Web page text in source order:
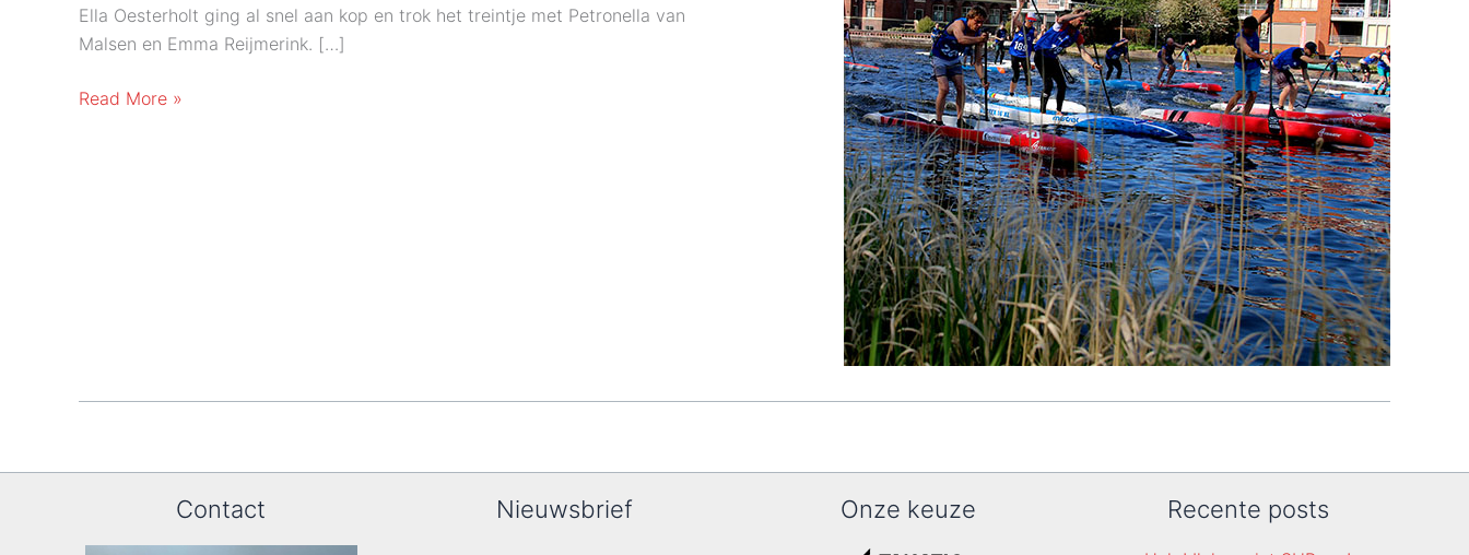
Ella Oesterholt ging al snel aan kop en trok het treintje met Petronella van
Malsen en Emma Reijmerink. […]
Race
Read More »
Contact Nieuwsbrief Onze keuze Recente posts